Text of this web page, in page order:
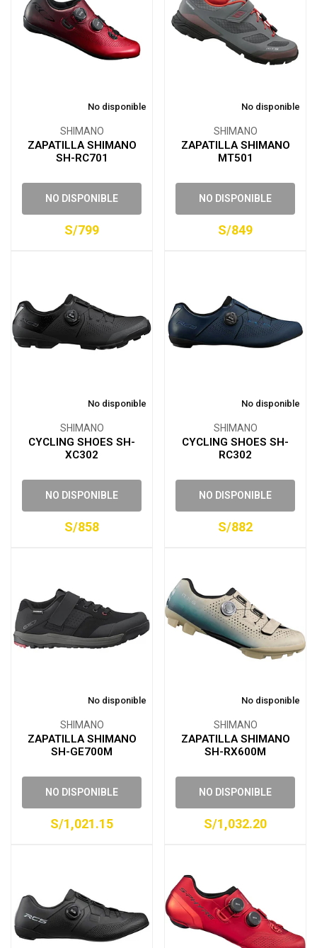
No disponible
SHIMANO
ZAPATILLA SHIMANO
SH-RC701
NO DISPONIBLE
S/799
No disponible
SHIMANO
ZAPATILLA SHIMANO
MT501
NO DISPONIBLE
S/849
No disponible
SHIMANO
CYCLING SHOES SH-
XC302
NO DISPONIBLE
S/858
No disponible
SHIMANO
CYCLING SHOES SH-
RC302
NO DISPONIBLE
S/882
No disponible
SHIMANO
ZAPATILLA SHIMANO
SH-GE700M
NO DISPONIBLE
S/1,021.15
No disponible
SHIMANO
ZAPATILLA SHIMANO
SH-RX600M
NO DISPONIBLE
S/1,032.20